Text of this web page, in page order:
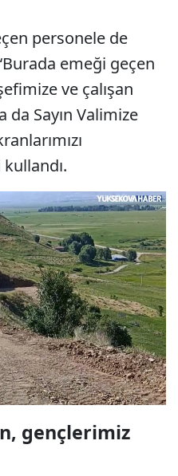
personele de
emeği geçen
ve çalışan
Sayın Valimize
gençlerimiz